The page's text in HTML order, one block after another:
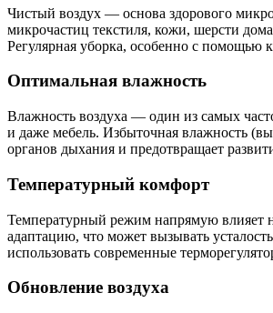
Чистый воздух — основа здорового
микрочастиц текстиля, кожи, шерсти
Регулярная уборка, особенно с помощью
Оптимальная влажность
Влажность воздуха — один из самых
и даже мебель. Избыточная влажность
органов дыхания и предотвращает
Температурный комфорт
Температурный режим напрямую влияет
адаптацию, что может вызывать
использовать современные
Обновление воздуха